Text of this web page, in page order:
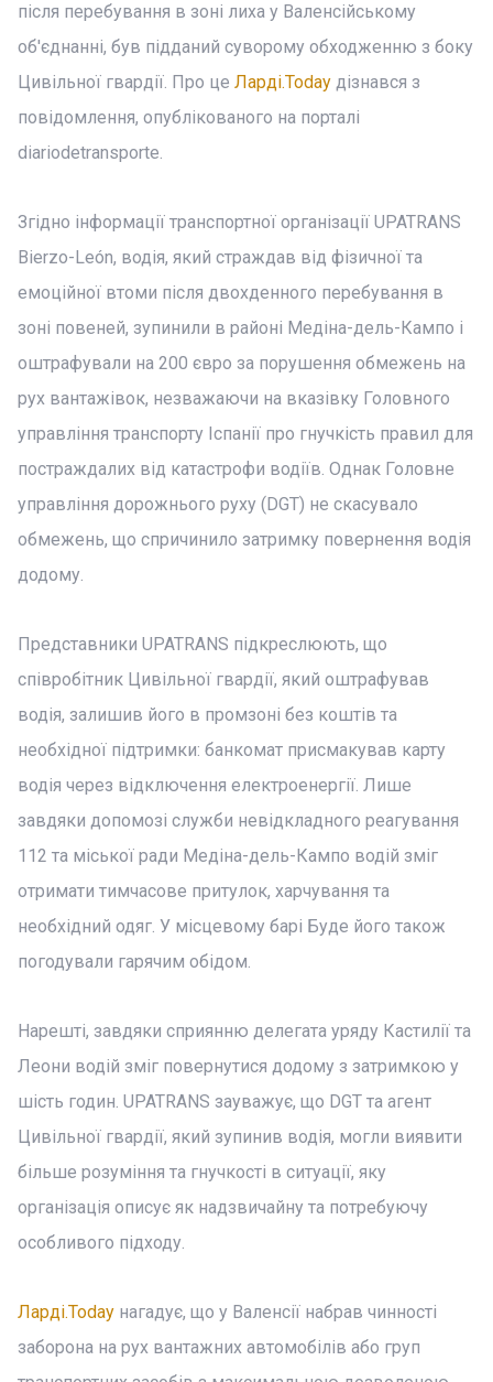
після перебування в зоні лиха у Валенсійському
об'єднанні, був підданий суворому обходженню з боку
Цивільної гвардії. Про це Ларді.Today дізнався з
повідомлення, опублікованого на порталі
diariodetransporte.
Згідно інформації транспортної організації UPATRANS
Bierzo-León, водія, який страждав від фізичної та
емоційної втоми після двохденного перебування в
зоні повеней, зупинили в районі Медіна-дель-Кампо і
оштрафували на 200 євро за порушення обмежень на
рух вантажівок, незважаючи на вказівку Головного
управління транспорту Іспанії про гнучкість правил для
постраждалих від катастрофи водіїв. Однак Головне
управління дорожнього руху (DGT) не скасувало
обмежень, що спричинило затримку повернення водія
додому.
Представники UPATRANS підкреслюють, що
співробітник Цивільної гвардії, який оштрафував
водія, залишив його в промзоні без коштів та
необхідної підтримки: банкомат присмакував карту
водія через відключення електроенергії. Лише
завдяки допомозі служби невідкладного реагування
112 та міської ради Медіна-дель-Кампо водій зміг
отримати тимчасове притулок, харчування та
необхідний одяг. У місцевому барі Буде його також
погодували гарячим обідом.
Нарешті, завдяки сприянню делегата уряду Кастилії та
Леони водій зміг повернутися додому з затримкою у
шість годин. UPATRANS зауважує, що DGT та агент
Цивільної гвардії, який зупинив водія, могли виявити
більше розуміння та гнучкості в ситуації, яку
організація описує як надзвичайну та потребуючу
особливого підходу.
Ларді.Today нагадує, що у Валенсії набрав чинності
заборона на рух вантажних автомобілів або груп